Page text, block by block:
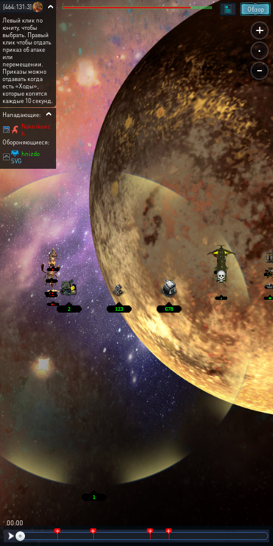
+
.
-
Обзор
[464:131:3]
Левый клик по
юниту, чтобы
выбрать. Правый
клик чтобы отдать
приказ об атаке
или
перемещении.
Приказы можно
отдавать когда
есть «Ходы»,
которые копятся
каждые 10 секунд.
Нападающие:
Naknikevic
h
Обороняющиеся:
hnizdo
SVG
00:01